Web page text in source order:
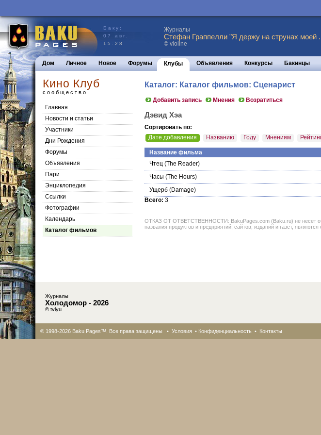
Баку:
07 авг.
15:28
Журналы
Стефан Граппелли "Я держу на струнах моей
© violine
Дом Личное Новое Форумы Клубы Объявления Конкурсы Бакинцы
Кино Клуб
сообщество
Главная
Новости и статьи
Участники
Дни Рождения
Форумы
Объявления
Пари
Энциклопедия
Cсылки
Фотографии
Календарь
Каталог фильмов
Каталог: Каталог фильмов: Сценарист
Добавить запись Мнения Возратиться
Дэвид Хэа
Сортировать по:
Дате добавления
Названию Году Мнениям
Название фильма
Чтец (The Reader)
Часы (The Hours)
Ущерб (Damage)
Всего: 3
ОТКАЗ ОТ ОТВЕТСТВЕННОСТИ: BakuPages.com (Baku.ru) не несет
названия продуктов и предприятий, сайтов, изданий и газет,
Журналы
Холодомор - 2026
© tvlyu
© 1998-2026 Baku Pages™. Все права защищены • Условия • Конфиденциальность • Контакты